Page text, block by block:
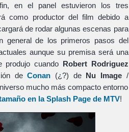
en el panel estuvieron los tres
como productor del film debido a
de rodar algunas escenas para
general de los primeros pasos del
aunque su premisa será una
produjo cuando Robert Rodriguez
deConan (¿?) de Nu Image/
mucho más compacto entorno
en la Splash Page de MTV!